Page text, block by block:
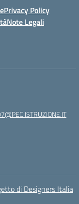
Privacy Policy
Note Legali
di Designers Italia